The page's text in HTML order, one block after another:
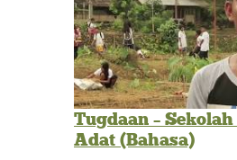
Tugdaan –
Adat (Bahasa)